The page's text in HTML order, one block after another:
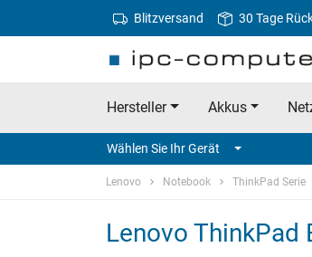
Blitzversand 30 Tage
Hersteller Akkus
Wählen Sie Ihr Gerät
Lenovo Notebook ThinkPad Serie
Lenovo ThinkPad